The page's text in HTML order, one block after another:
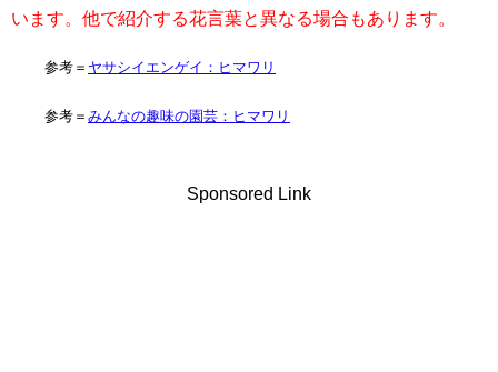
います。他で紹介する花言葉と異なる場合もあります。
参考＝ ヤサシイエンゲイ：ヒマワリ
参考＝ みんなの趣味の園芸：ヒマワリ
Sponsored Link